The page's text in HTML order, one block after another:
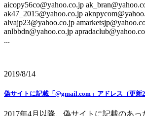
aicopy56co@yahoo.co.jp
ak47_2015@yahoo.co.jp
alvajp23@yahoo.co.jp
anlbbdn@yahoo.co.jp
...
2019/8/14
偽サイトに記載「@gmail.com」アドレス（更新
2017年4月以降、偽サイトに記載のあっ